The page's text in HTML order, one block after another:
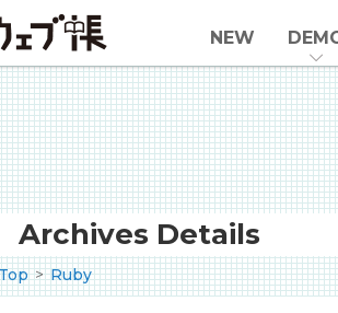
NEW
Archives Details
Ruby